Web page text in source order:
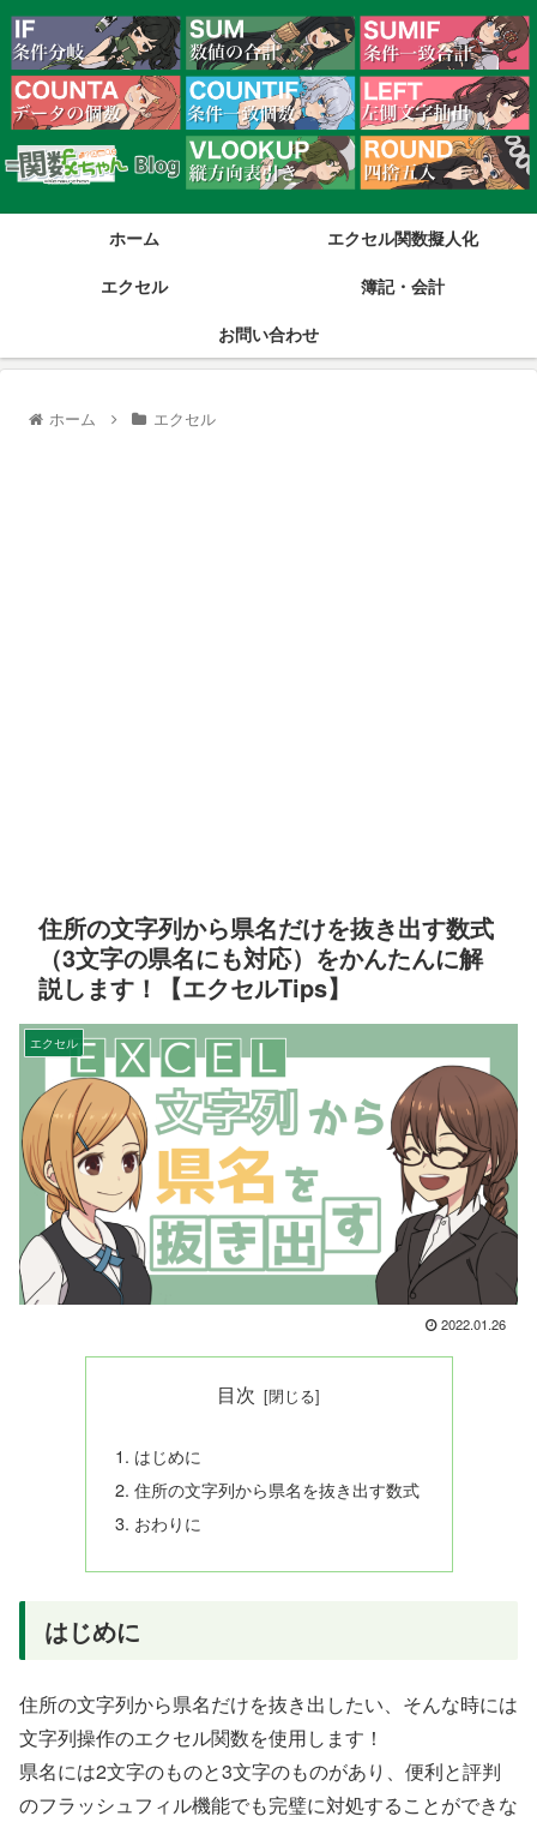
ホーム
エクセル関数擬人化
エクセル
簿記・会計
お問い合わせ
ホーム エクセル
住所の文字列から県名だけを抜き出す数式
（3文字の県名にも対応）をかんたんに解
説します！【エクセルTips】
エクセル
2022.01.26
目次
はじめに
住所の文字列から県名を抜き出す数式
おわりに
はじめに
住所の文字列から県名だけを抜き出したい、そんな時には
文字列操作のエクセル関数を使用します！
県名には2文字のものと3文字のものがあり、便利と評判
のフラッシュフィル機能でも完璧に対処することができな